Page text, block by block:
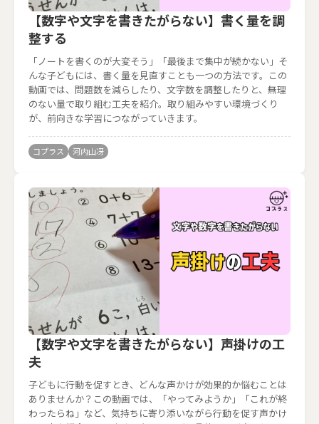
【数字や文字を書きたがらない】書く量を調
整する
「ノートを書くのが大変そう」「最後まで集中が続かない」そ
んな子どもには、書く量を見直すことも一つの方法です。この
動画では、問題数を減らしたり、文字数を調整したりと、無理
のない量で取り組む工夫を紹介。取り組みやすい環境づくり
が、前向きな学習につながっていきます。
コプラス 河内山冴
【数字や文字を書きたがらない】声掛けの工
夫
子どもに行動を促すとき、どんな声かけが効果的か悩むことは
ありませんか？この動画では、「やってみようか」「これが終
わったらね」など、気持ちに寄り添いながら行動を促す声かけ